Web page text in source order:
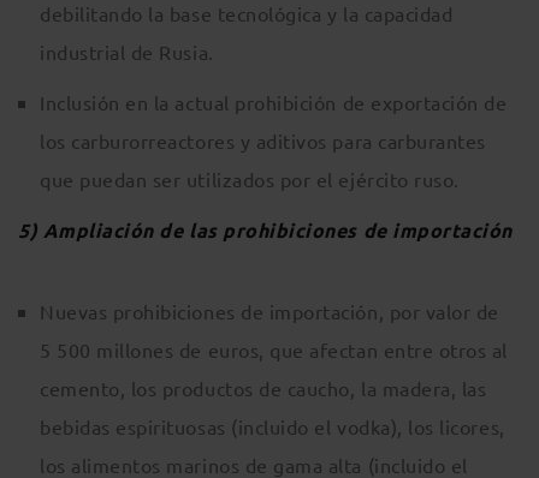
debilitando la base tecnológica y la capacidad
industrial de Rusia.
Inclusión en la actual prohibición de exportación de
los carburorreactores y aditivos para carburantes
que puedan ser utilizados por el ejército ruso.
5) Ampliación de las prohibiciones de importación
Nuevas prohibiciones de importación, por valor de
5 500 millones de euros, que afectan entre otros al
cemento, los productos de caucho, la madera, las
bebidas espirituosas (incluido el vodka), los licores,
los alimentos marinos de gama alta (incluido el